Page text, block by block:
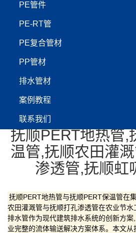
PE管件
PE-RT管
PE复合管材
PP管材
排水管材
案例教程
联系我们
【管材服务:400-
抚顺建硕管业
保温管|农田灌
吸排水管系统解
抚顺PERT地热管,
温管,抚顺农田灌
渗透管,抚顺虹
抚顺PERT地热管与抚顺PERT保温管在
农田灌溉管与抚顺打孔渗透管在农业节
排水管作为现代建筑排水系统的创新方
业完整的流体输送解决方案体系。本文